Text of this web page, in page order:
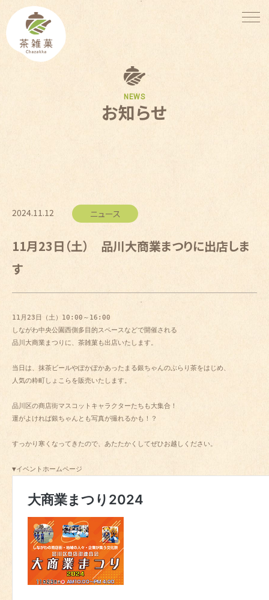
NEWS
お知らせ
2024.11.12 ニュース
11月23日（土） 品川大商業まつりに出店しま
す
11月23日（土）10:00～16:00
しながわ中央公園西側多目的スペースなどで開催される
品川大商業まつりに、茶雑菓も出店いたします。
当日は、抹茶ビールやぽかぽかあったまる銀ちゃんのぶらり茶をはじめ、
人気の粋町しょこらを販売いたします。
品川区の商店街マスコットキャラクターたちも大集合！
運がよければ銀ちゃんとも写真が撮れるかも！？
すっかり寒くなってきたので、あたたかくしてぜひお越しください。